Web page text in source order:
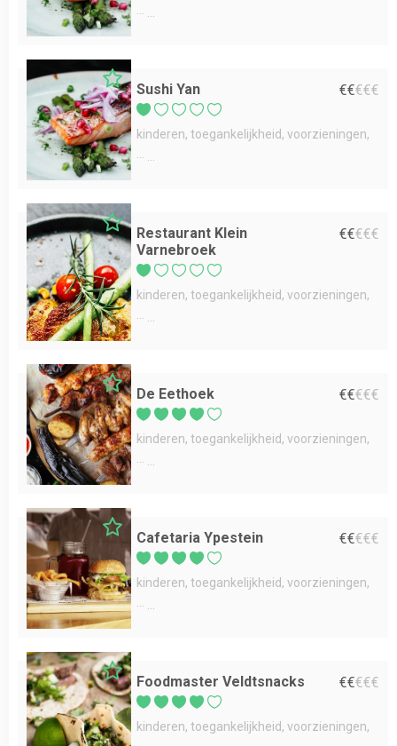
Sushi Yan €€€€€
kinderen toegankelijkheid voorzieningen
Restaurant Klein
Varnebroek
€€€€€
kinderen toegankelijkheid voorzieningen
De Eethoek €€€€€
kinderen toegankelijkheid voorzieningen
Cafetaria Ypestein €€€€€
kinderen toegankelijkheid voorzieningen
Foodmaster Veldtsnacks €€€€€
kinderen toegankelijkheid voorzieningen